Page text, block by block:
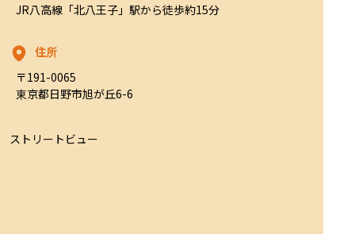
JR八高線「北八王子」駅から徒歩約15分
住所
〒191-0065
東京都日野市旭が丘6-6
ストリートビュー